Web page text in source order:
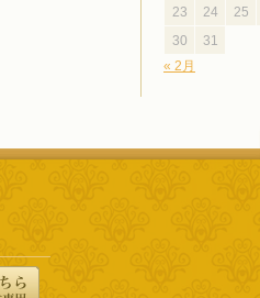
« 2月
23
24 25
30
31